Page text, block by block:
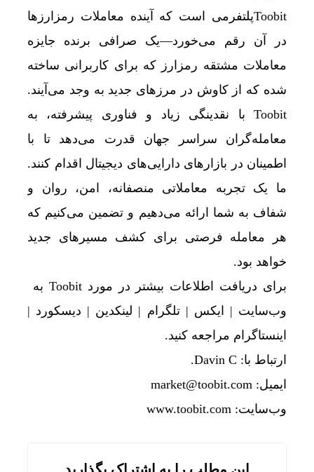
Toobitپلتفرمی است که آینده معاملات رمزارزها
در آن رقم می‌خورد—یک صرافی برنده جایزه
معاملات مشتقه رمزارز که برای کاربرانی ساخته
شده که از کاوش در مرزهای جدید به وجد می‌آیند.
Toobit با نقدینگی زیاد و فناوری پیشرفته، به
معامله‌گران سراسر جهان قدرت می‌دهد تا با
اطمینان در بازارهای دارایی‌های دیجیتال اقدام کنند.
ما یک تجربه معاملاتی منصفانه، امن، روان و
شفاف به شما ارائه می‌دهیم و تضمین می‌کنیم که
هر معامله فرصتی برای کشف مسیرهای جدید
خواهد بود.
برای دریافت اطلاعات بیشتر در مورد Toobit به
وب‌سایت | ایکس |تلگرام | لینکدین | دیسکورد |
اینستاگرام مراجعه کنید.
ارتباط با: Davin C.
ایمیل: market@toobit.com
وب‌سایت: www.toobit.com